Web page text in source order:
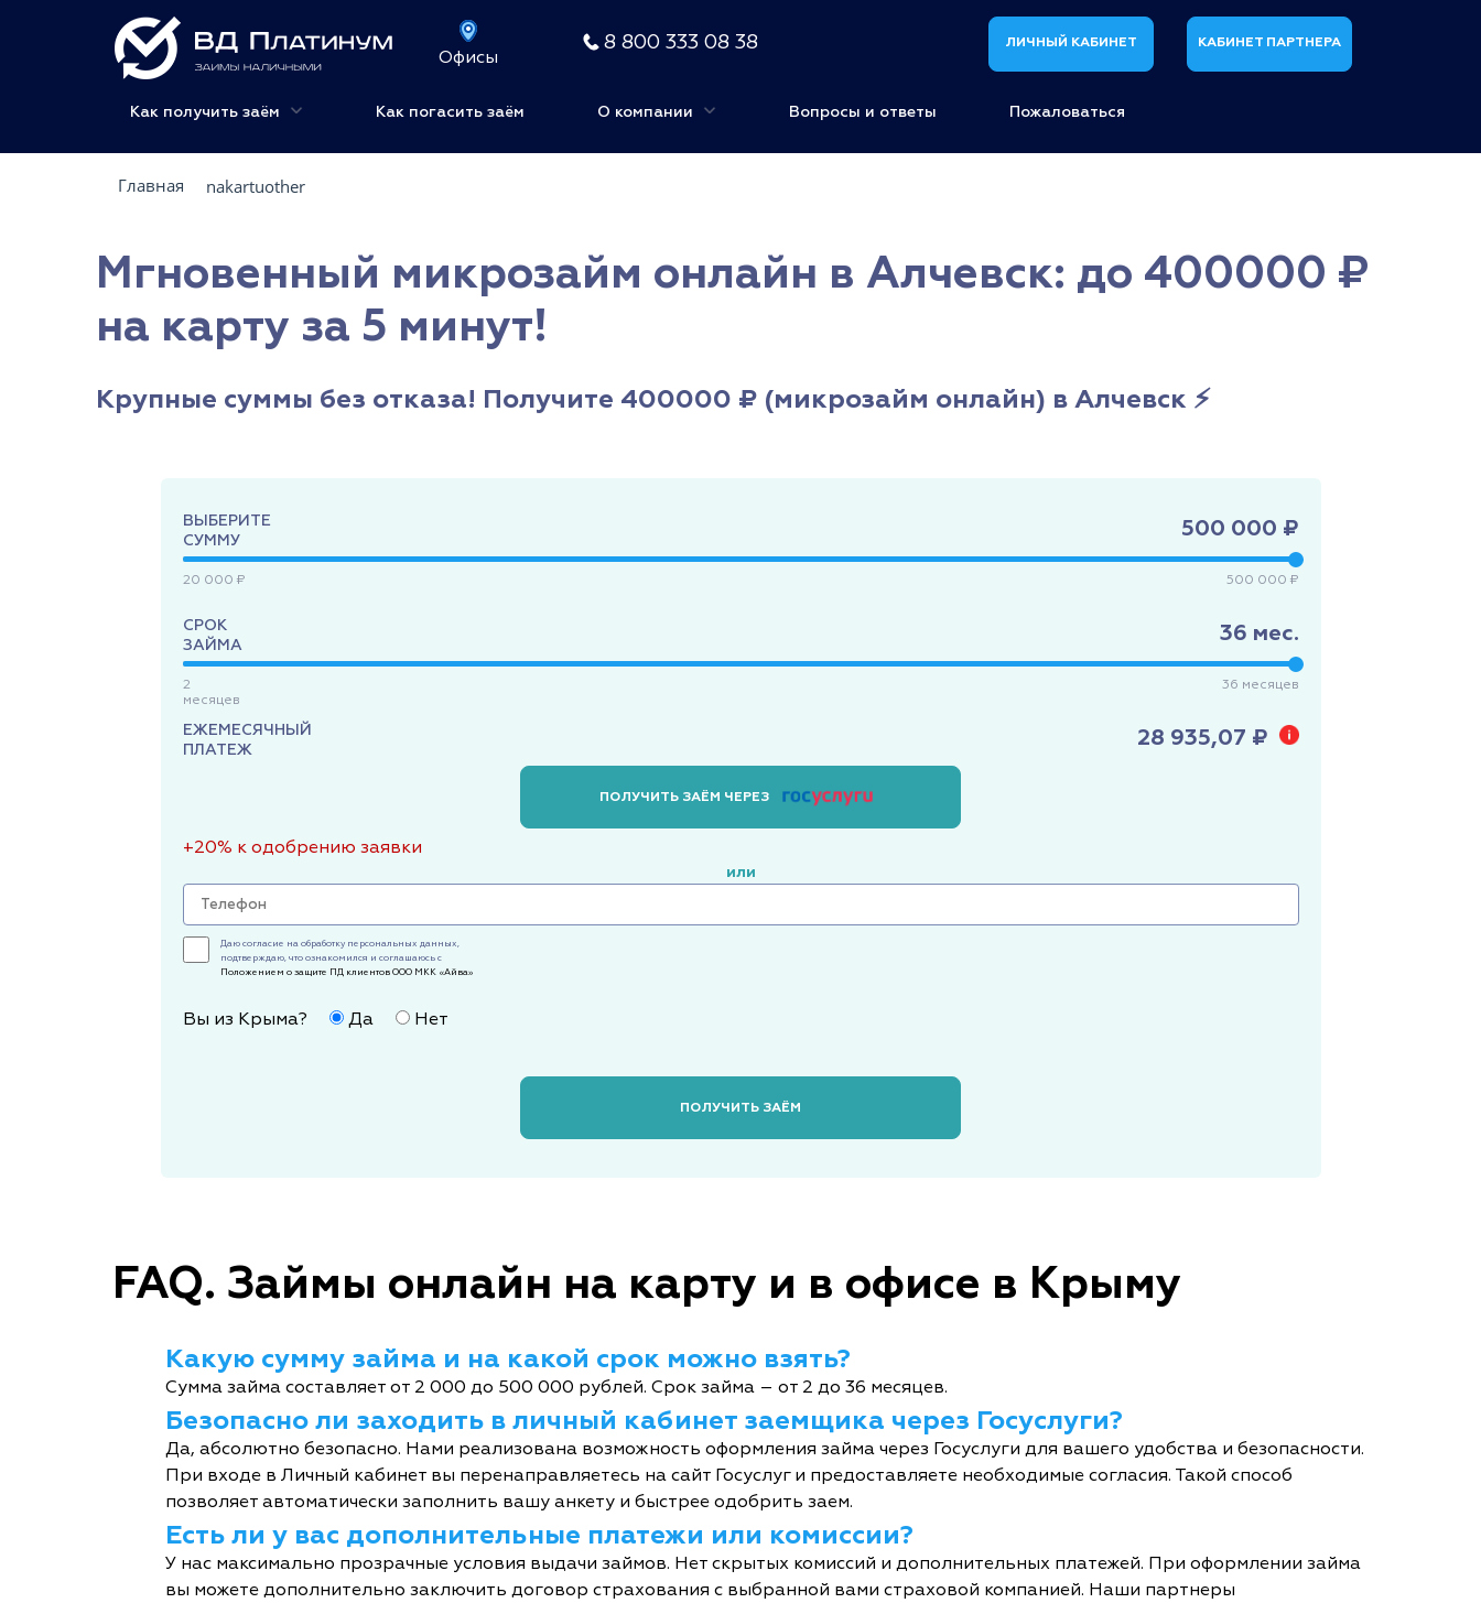
Офисы
8 800 333 08 38 ЛИЧНЫЙ КАБИНЕТ КАБИНЕТ ПАРТНЕРА
Как получить заём Как погасить заём О компании Вопросы и ответы Пожаловаться
Главная nakartuother
Мгновенный микрозайм онлайн в Алчевск: до 400000 ₽
на карту за 5 минут!
Крупные суммы без отказа! Получите 400000 ₽ (микрозайм онлайн) в Алчевск ⚡
ВЫБЕРИТЕ
СУММУ
500 000 ₽
20 000 ₽ 500 000 ₽
СРОК
ЗАЙМА
36 мес.
2
месяцев
36 месяцев
ЕЖЕМЕСЯЧНЫЙ
ПЛАТЕЖ
28 935,07 ₽
ПОЛУЧИТЬ ЗАЁМ ЧЕРЕЗ
+20% к одобрению заявки
или
Даю согласие на обработку персональных данных,
подтверждаю, что ознакомился и соглашаюсь с
Положением о защите ПД клиентов ООО МКК «Айва»
Вы из Крыма? Да Нет
ПОЛУЧИТЬ ЗАЁМ
FAQ. Займы онлайн на карту и в офисе в Крыму
Какую сумму займа и на какой срок можно взять?
Сумма займа составляет от 2 000 до 500 000 рублей. Срок займа – от 2 до 36 месяцев.
Безопасно ли заходить в личный кабинет заемщика через Госуслуги?
Да, абсолютно безопасно. Нами реализована возможность оформления займа через Госуслуги для вашего удобства и безопасности.
При входе в Личный кабинет вы перенаправляетесь на сайт Госуслуг и предоставляете необходимые согласия. Такой способ
позволяет автоматически заполнить вашу анкету и быстрее одобрить заем.
Есть ли у вас дополнительные платежи или комиссии?
У нас максимально прозрачные условия выдачи займов. Нет скрытых комиссий и дополнительных платежей. При оформлении займа
вы можете дополнительно заключить договор страхования с выбранной вами страховой компанией. Наши партнеры